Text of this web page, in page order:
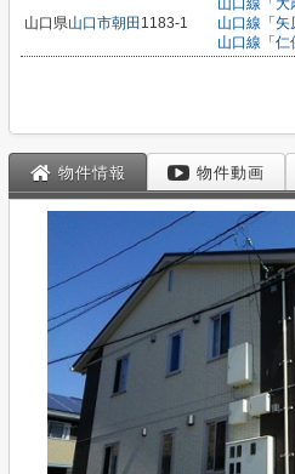
山口県山口市朝田 1183-1
山口線 「 大
山口線 「 矢
山口線 「 仁
物件情報 物件動画